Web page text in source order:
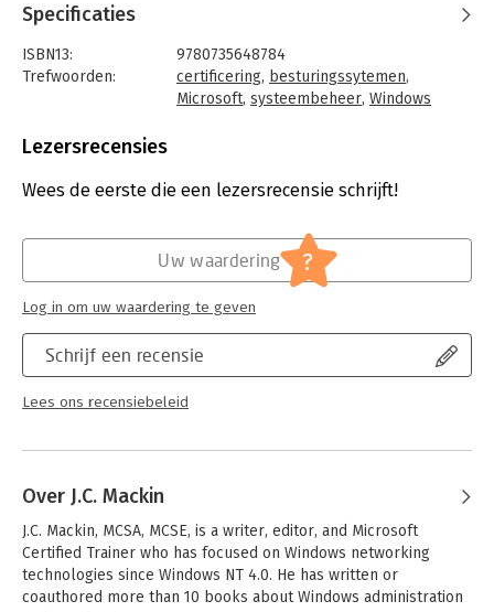
Specificaties
ISBN13:
9780735648784
Trefwoorden:
certificering, besturingssytemen,
Microsoft, systeembeheer, Windows
Taal:
Aantal pagina's:
595
Verschijningsdatum:
1-1-2011
Hoofdrubriek:
Lezersrecensies
Wees de eerste die een lezersrecensie schrijft!
Schrijf een recensie
Lees ons recensiebeleid
Uw waardering ?
Log in om uw waardering te geven
Over J.C. Mackin
J.C. Mackin, MCSA, MCSE, is a writer, editor, and Microsoft
Certified Trainer who has focused on Windows networking
technologies since Windows NT 4.0. He has written or
coauthored more than 10 books about Windows administration